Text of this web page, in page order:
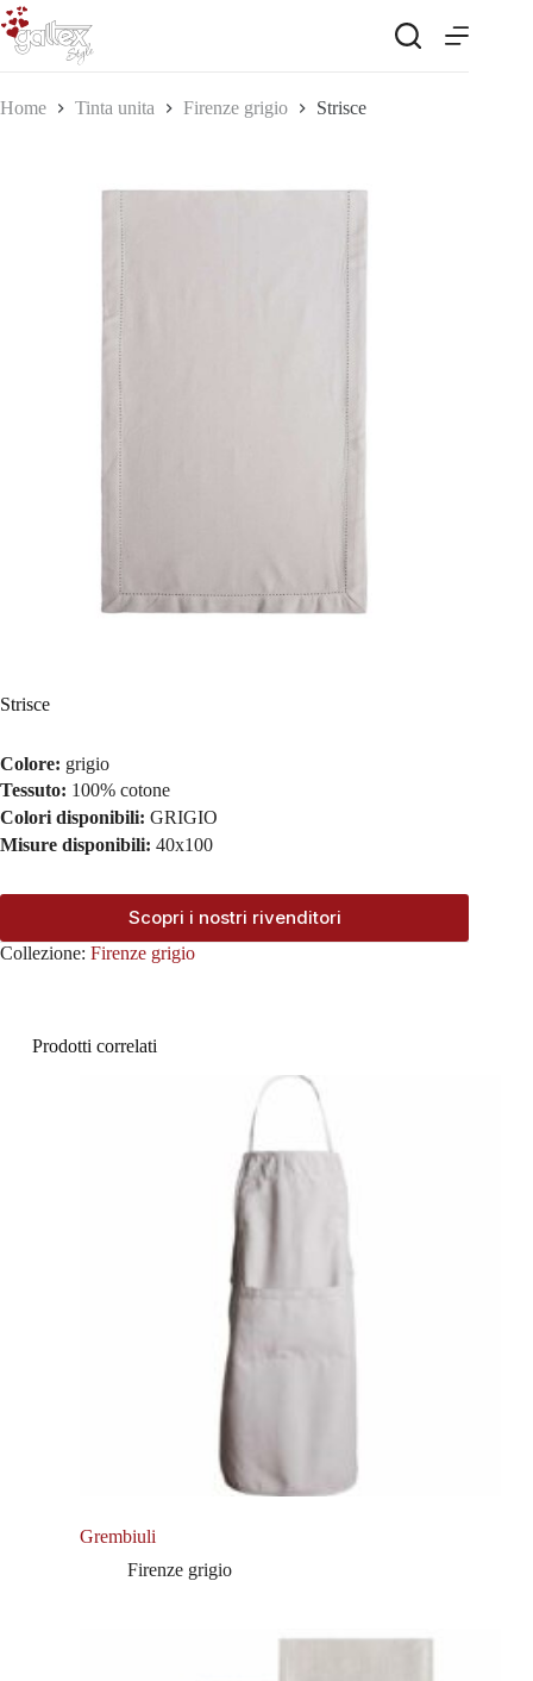
Salta
al
contenuto
Home Tinta unita Firenze grigio Strisce
Strisce
Colore: grigio
Tessuto: 100% cotone
Colori disponibili: GRIGIO
Misure disponibili: 40x100
Scopri i nostri rivenditori
Collezione: Firenze grigio
Prodotti correlati
Grembiuli
Firenze grigio